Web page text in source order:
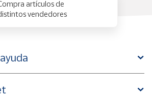
artículos de
vendedores